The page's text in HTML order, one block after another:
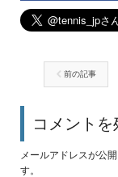
前の記事
コメントを
メールアドレスが公
す。